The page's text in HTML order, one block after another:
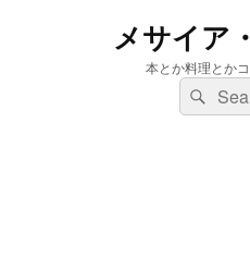
メサイア
本とか料理とか
検
索:
検
索